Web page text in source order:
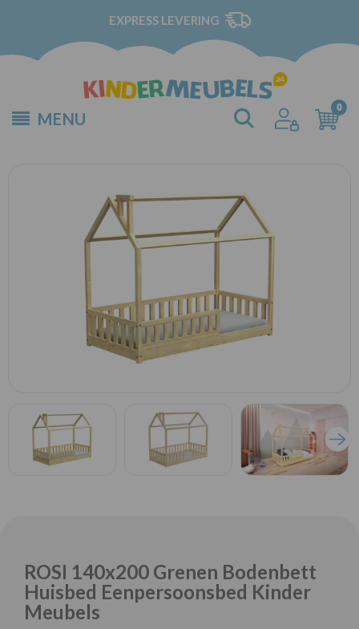
EXPRESS LEVERING
MENU
ROSI 140x200 Grenen Bodenbett
Huisbed Eenpersoonsbed Kinder
Meubels